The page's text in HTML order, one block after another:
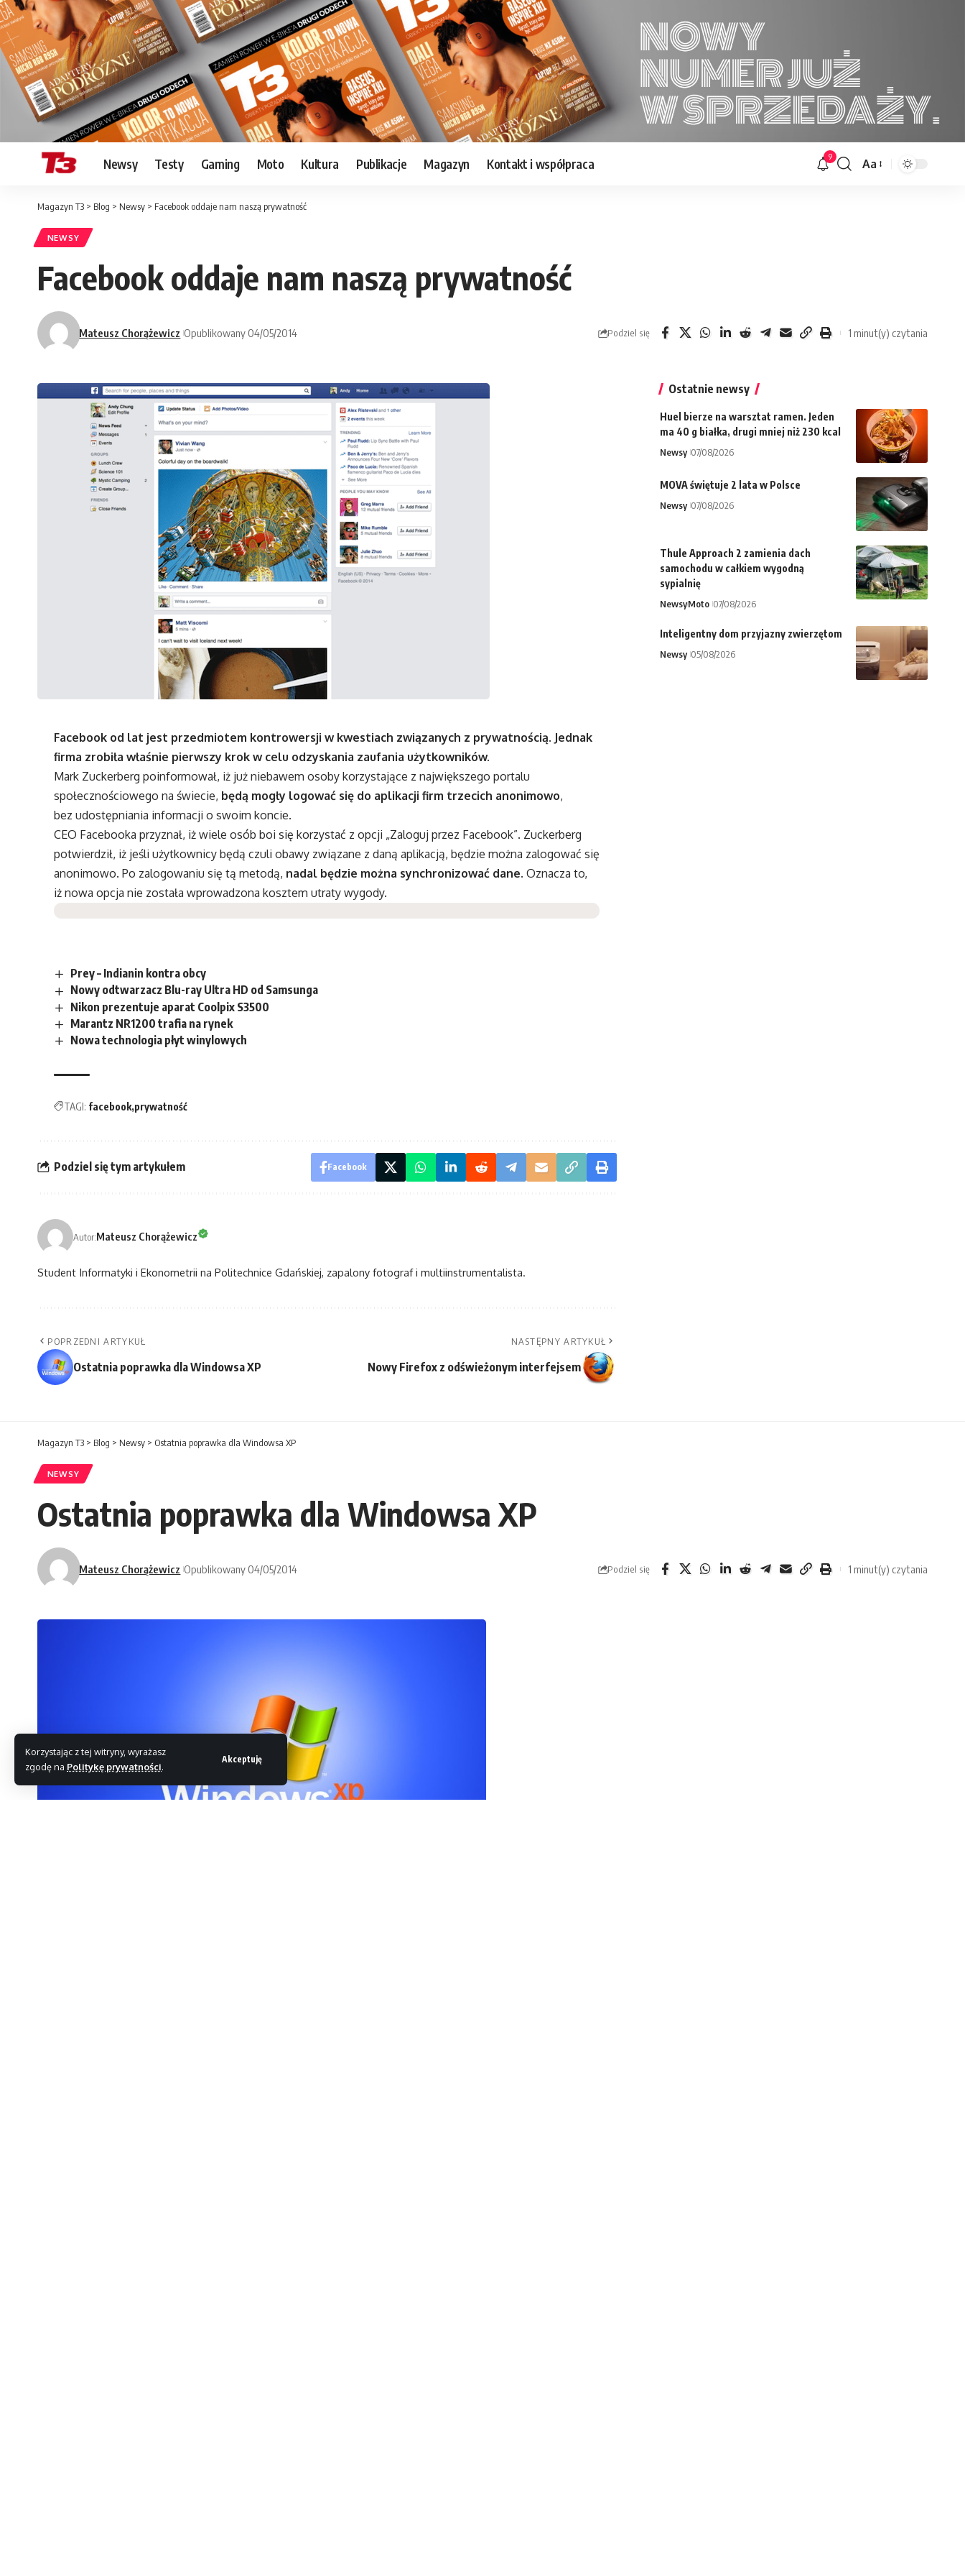
Korzystając z tej witryny, wyrażasz
zgodę na Politykę prywatności.
Akceptuję
Newsy Testy Gaming Moto Kultura Publikacje Magazyn Kontakt i współpraca 9
Font
Aa
Magazyn T3 > Blog > Newsy > Facebook oddaje nam naszą prywatność
NEWSY
Facebook oddaje nam naszą prywatność
Mateusz Chorążewicz Opublikowany 04/05/2014 Podziel się 1 minut(y) czytania
Facebook od lat jest przedmiotem kontrowersji w kwestiach związanych z prywatnością. Jednak
firma zrobiła właśnie pierwszy krok w celu odzyskania zaufania użytkowników.
Mark Zuckerberg poinformował, iż już niebawem osoby korzystające z największego portalu
społecznościowego na świecie, będą mogły logować się do aplikacji firm trzecich anonimowo,
bez udostępniania informacji o swoim koncie.
CEO Facebooka przyznał, iż wiele osób boi się korzystać z opcji „Zaloguj przez Facebook”. Zuckerberg
potwierdził, iż jeśli użytkownicy będą czuli obawy związane z daną aplikacją, będzie można zalogować się
anonimowo. Po zalogowaniu się tą metodą, nadal będzie można synchronizować dane. Oznacza to,
iż nowa opcja nie została wprowadzona kosztem utraty wygody.
Prey – Indianin kontra obcy
Nowy odtwarzacz Blu-ray Ultra HD od Samsunga
Nikon prezentuje aparat Coolpix S3500
Marantz NR1200 trafia na rynek
Nowa technologia płyt winylowych
TAGI: facebook prywatność
Podziel się tym artykułem Facebook
Autor:Mateusz Chorążewicz
Student Informatyki i Ekonometrii na Politechnice Gdańskiej, zapalony fotograf i multiinstrumentalista.
POPRZEDNI ARTYKUŁ
Ostatnia poprawka dla Windowsa XP
NASTĘPNY ARTYKUŁ
Nowy Firefox z odświeżonym interfejsem
Ostatnie newsy
Huel bierze na warsztat ramen. Jeden
ma 40 g białka, drugi mniej niż 230 kcal
Newsy 07/08/2026
MOVA świętuje 2 lata w Polsce
Newsy 07/08/2026
Thule Approach 2 zamienia dach
samochodu w całkiem wygodną
sypialnię
NewsyMoto 07/08/2026
Inteligentny dom przyjazny zwierzętom
Newsy 05/08/2026
Magazyn T3 > Blog > Newsy > Ostatnia poprawka dla Windowsa XP
NEWSY
Ostatnia poprawka dla Windowsa XP
Mateusz Chorążewicz Opublikowany 04/05/2014 Podziel się 1 minut(y) czytania